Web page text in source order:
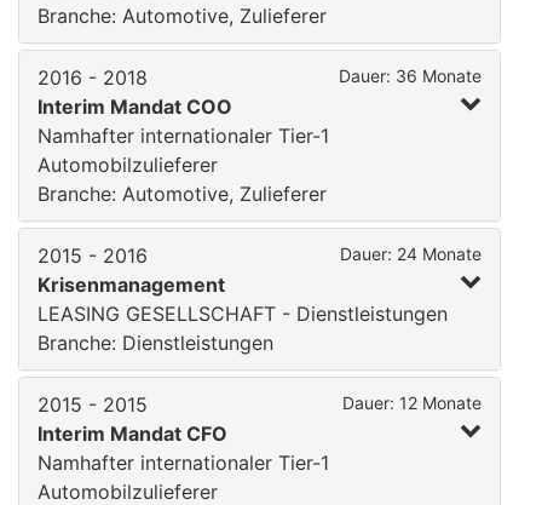
Branche: Automotive, Zulieferer
2016 - 2018 Dauer: 36 Monate
Interim Mandat COO
Namhafter internationaler Tier-1
Automobilzulieferer
Branche: Automotive, Zulieferer
2015 - 2016 Dauer: 24 Monate
Krisenmanagement
LEASING GESELLSCHAFT - Dienstleistungen
Branche: Dienstleistungen
2015 - 2015 Dauer: 12 Monate
Interim Mandat CFO
Namhafter internationaler Tier-1
Automobilzulieferer